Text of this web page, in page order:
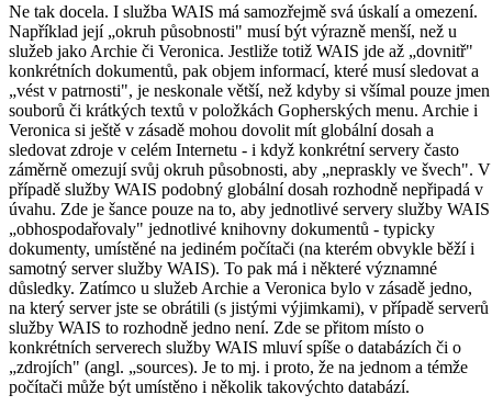
Ne tak docela. I služba WAIS má samozřejmě svá úskalí a omezení.
Například její „okruh působnosti" musí být výrazně menší, než u
služeb jako Archie či Veronica. Jestliže totiž WAIS jde až „dovnitř"
konkrétních dokumentů, pak objem informací, které musí sledovat a
„vést v patrnosti", je neskonale větší, než kdyby si všímal pouze jmen
souborů či krátkých textů v položkách Gopherských menu. Archie i
Veronica si ještě v zásadě mohou dovolit mít globální dosah a
sledovat zdroje v celém Internetu - i když konkrétní servery často
záměrně omezují svůj okruh působnosti, aby „nepraskly ve švech". V
případě služby WAIS podobný globální dosah rozhodně nepřipadá v
úvahu. Zde je šance pouze na to, aby jednotlivé servery služby WAIS
„obhospodařovaly" jednotlivé knihovny dokumentů - typicky
dokumenty, umístěné na jediném počítači (na kterém obvykle běží i
samotný server služby WAIS). To pak má i některé významné
důsledky. Zatímco u služeb Archie a Veronica bylo v zásadě jedno,
na který server jste se obrátili (s jistými výjimkami), v případě serverů
služby WAIS to rozhodně jedno není. Zde se přitom místo o
konkrétních serverech služby WAIS mluví spíše o databázích či o
„zdrojích" (angl. „sources). Je to mj. i proto, že na jednom a témže
počítači může být umístěno i několik takovýchto databází.